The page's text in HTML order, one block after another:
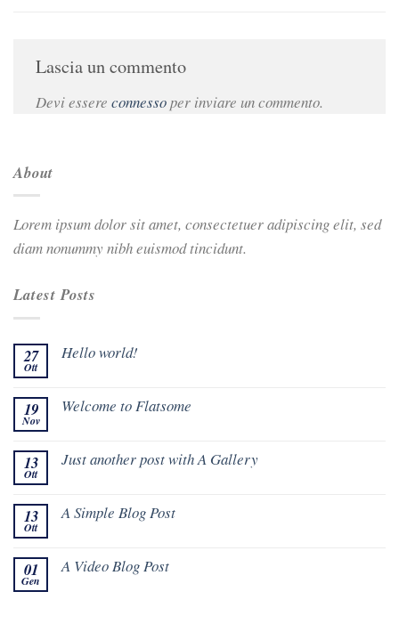
Lascia un commento
Devi essere connessoper inviare un commento.
About
Lorem ipsum dolor sit amet, consectetuer adipiscing elit, sed
diam nonummy nibh euismod tincidunt.
Latest Posts
27
Ott
Hello world!
19
Nov
Welcome to Flatsome
13
Ott
Just another post with A Gallery
13
Ott
A Simple Blog Post
01
Gen
A Video Blog Post